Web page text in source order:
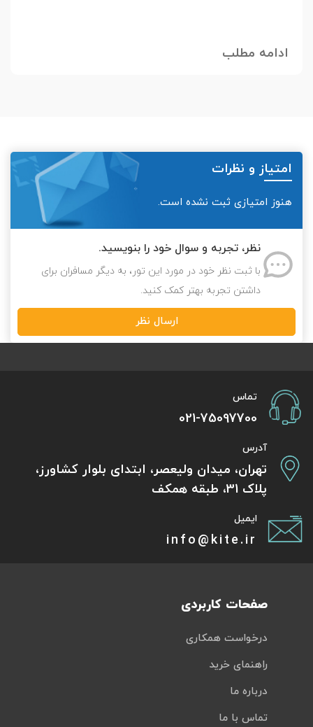
ادامه مطلب
امتیاز و نظرات
هنوز امتیازی ثبت نشده است.
نظر، تجربه و سوال خود را بنویسید.
با ثبت نظر خود در مورد این تور، به دیگر مسافران برای
داشتن تجربه بهتر کمک کنید.
ارسال نظر
تماس
021-75097700
آدرس
تهران، میدان ولیعصر، ابتدای بلوار کشاورز،
پلاک 31، طبقه همکف
ایمیل
info@kite.ir
صفحات کاربردی
درخواست همکاری
راهنمای خرید
درباره ما
تماس با ما